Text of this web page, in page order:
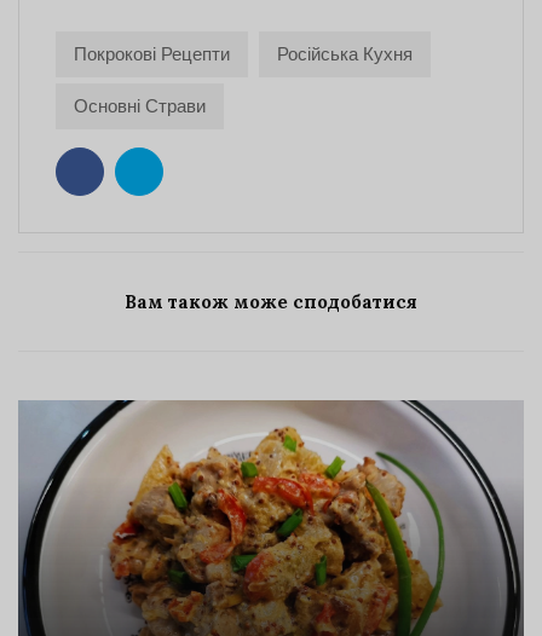
Покрокові Рецепти
Російська Кухня
Основні Страви
Вам також може сподобатися